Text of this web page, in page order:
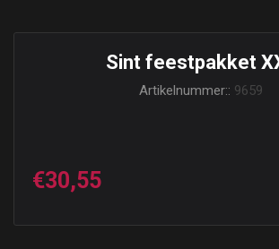
Sint feestpakket
Artikelnummer:: 9659
€30,55